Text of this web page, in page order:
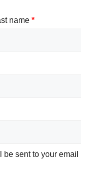
name *
sent to your email